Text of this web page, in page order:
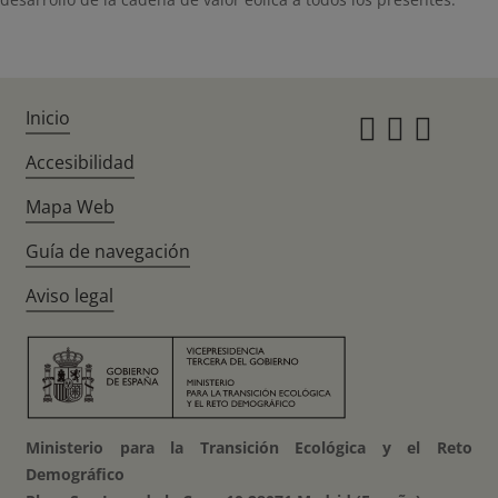
Inicio
Accesibilidad
Mapa Web
Guía de navegación
Aviso legal
Ministerio para la Transición Ecológica y el Reto
Demográfico